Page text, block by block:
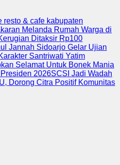
resto & cafe kabupaten
Melanda Rumah Warga di
Ditaksir Rp100
Jannah Sidoarjo Gelar Ujian
Santriwati Yatim
Selamat Untuk Bonek Mania
2026SCSI Jadi Wadah
Dorong Citra Positif Komunitas